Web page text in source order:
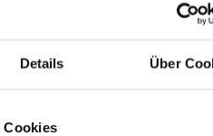
Details Über
Cookies